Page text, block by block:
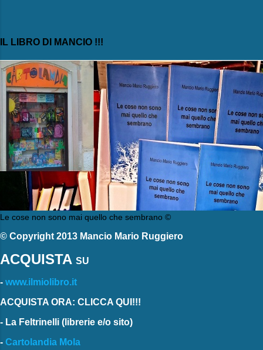
IL LIBRO DI MANCIO !!!
Le cose non sono mai quello che sembrano ©
© Copyright 2013 Mancio Mario Ruggiero
ACQUISTA SU
- www.ilmiolibro.it
ACQUISTA ORA: CLICCA QUI!!!
- La Feltrinelli (librerie e/o sito)
- Cartolandia Mola